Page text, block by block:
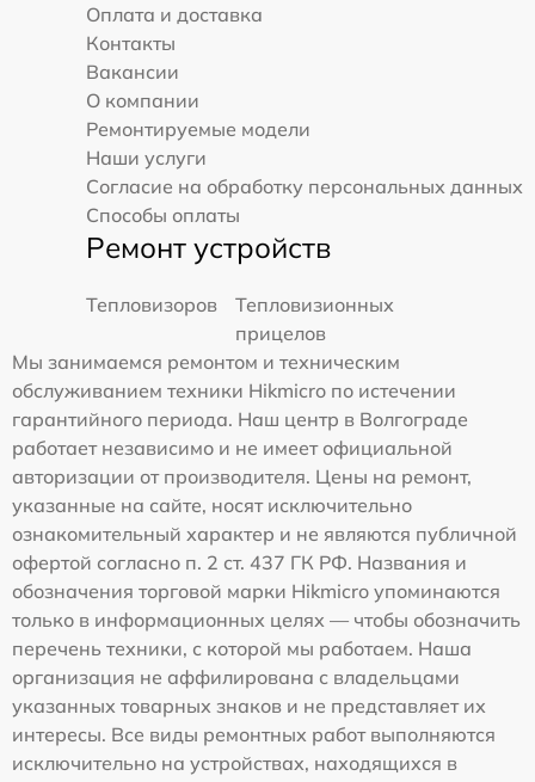
Оплата и доставка
Контакты
Вакансии
О компании
Ремонтируемые модели
Наши услуги
Согласие на обработку персональных данных
Способы оплаты
Ремонт устройств
Тепловизоров
Тепловизионных
прицелов
Мы занимаемся ремонтом и техническим
обслуживанием техники Hikmicro по истечении
гарантийного периода. Наш центр в Волгограде
работает независимо и не имеет официальной
авторизации от производителя. Цены на ремонт,
указанные на сайте, носят исключительно
ознакомительный характер и не являются публичной
офертой согласно п. 2 ст. 437 ГК РФ. Названия и
обозначения торговой марки Hikmicro упоминаются
только в информационных целях — чтобы обозначить
перечень техники, с которой мы работаем. Наша
организация не аффилирована с владельцами
указанных товарных знаков и не представляет их
интересы. Все виды ремонтных работ выполняются
исключительно на устройствах, находящихся в